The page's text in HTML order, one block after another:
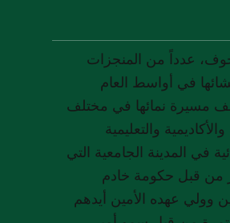
عدداً من المنجزات
في أواسط العام
مسيرة نمائها في مختلف
والتعليمية
في المدينة الجامعية التي
من قبل حكومة خادم
وولي عهده الأمين أيدهم